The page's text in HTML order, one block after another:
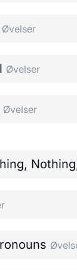
Øvelser
Øvelser
Øvelser